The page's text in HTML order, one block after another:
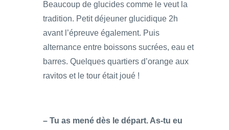
Beaucoup de glucides comme le veut la
tradition. Petit déjeuner glucidique 2h
avant l’épreuve également. Puis
alternance entre boissons sucrées, eau et
barres. Quelques quartiers d’orange aux
ravitos et le tour était joué !
– Tu as mené dès le départ. As-tu eu